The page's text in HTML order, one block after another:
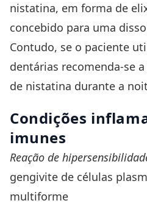
nistatina, em forma de
concebido para uma
Contudo, se o paciente
dentárias recomenda-se
de nistatina durante a
Condições
imunes
Reação de
gengivite de células
multiforme